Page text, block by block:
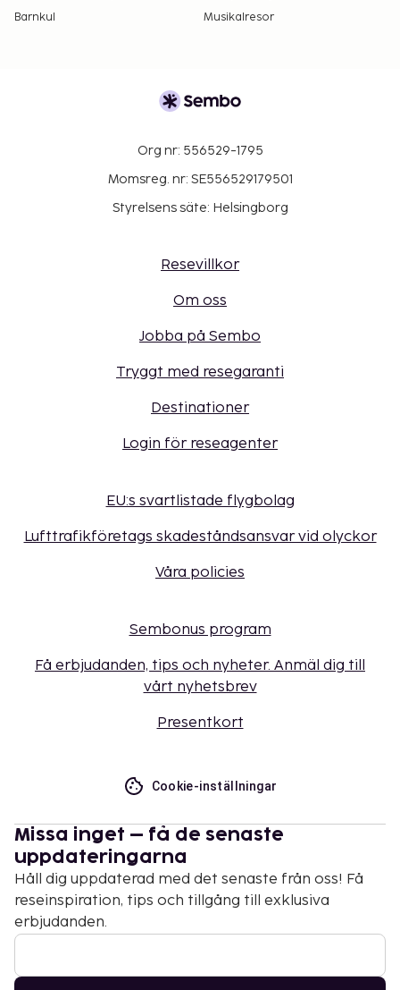
Barnkul
Musikalresor
Org nr: 556529-1795
Momsreg. nr: SE556529179501
Styrelsens säte: Helsingborg
Resevillkor
Om oss
Jobba på Sembo
Tryggt med resegaranti
Destinationer
Login för reseagenter
EU:s svartlistade flygbolag
Lufttrafikföretags skadeståndsansvar vid olyckor
Våra policies
Sembonus program
Få erbjudanden, tips och nyheter. Anmäl dig till
vårt nyhetsbrev
Presentkort
Cookie-inställningar
Missa inget – få de senaste
uppdateringarna
Håll dig uppdaterad med det senaste från oss! Få
reseinspiration, tips och tillgång till exklusiva
erbjudanden.